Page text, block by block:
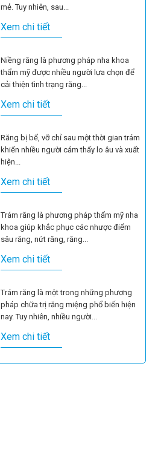
mẻ. Tuy nhiên, sau...
Xem chi tiết
Niềng răng là phương pháp nha khoa
thẩm mỹ được nhiều người lựa chọn để
cải thiện tình trạng răng...
Xem chi tiết
Răng bị bể, vỡ chỉ sau một thời gian trám
khiến nhiều người cảm thấy lo âu và xuất
hiện...
Xem chi tiết
Trám răng là phương pháp thẩm mỹ nha
khoa giúp khắc phục các nhược điểm
sâu răng, nứt răng, răng...
Xem chi tiết
Trám răng là một trong những phương
pháp chữa trị răng miệng phổ biến hiện
nay. Tuy nhiên, nhiều người...
Xem chi tiết